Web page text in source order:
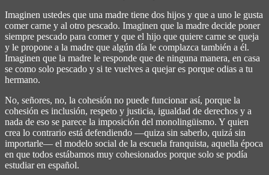
Imaginen ustedes que una madre tiene dos hijos y que a uno le gusta
comer carne y al otro pescado. Imaginen que la madre decide poner
siempre pescado para comer y que el hijo que quiere carne se queja
y le propone a la madre que algún día le complazca también a él.
Imaginen que la madre le responde que de ninguna manera, en casa
se como solo pescado y si te vuelves a quejar es porque odias a tu
hermano.
No, señores, no, la cohesión no puede funcionar así, porque la
cohesión es inclusión, respeto y justicia, igualdad de derechos y a
nada de eso se parece la imposición del monolingüismo. Y quien
crea lo contrario está defendiendo ―quiza sin saberlo, quizá sin
importarle― el modelo social de la escuela franquista, aquella época
en que todos estábamos muy cohesionados porque solo se podía
estudiar en español.